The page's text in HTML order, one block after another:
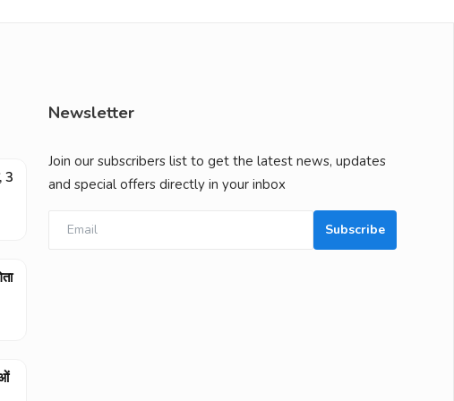
3
Newsletter
Join our subscribers list to get the latest news, updates
and special offers directly in your inbox
Subscribe